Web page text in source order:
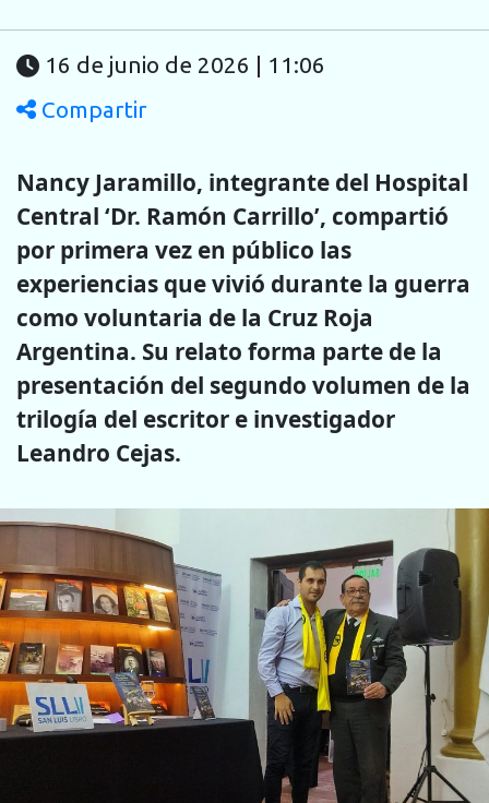
16 de junio de 2026 | 11:06
Compartir
Nancy Jaramillo, integrante del Hospital
Central ‘Dr. Ramón Carrillo’, compartió
por primera vez en público las
experiencias que vivió durante la guerra
como voluntaria de la Cruz Roja
Argentina. Su relato forma parte de la
presentación del segundo volumen de la
trilogía del escritor e investigador
Leandro Cejas.